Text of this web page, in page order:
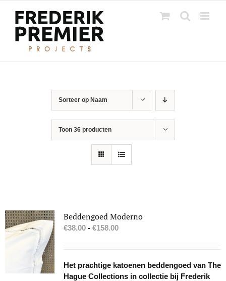
inhoud
Sorteer op Naam
Toon 36 producten
Beddengoed Moderno
€38.00 - €158.00Prijsklasse:
Het prachtige katoenen beddengoed van The
Hague Collections in collectie bij Frederik